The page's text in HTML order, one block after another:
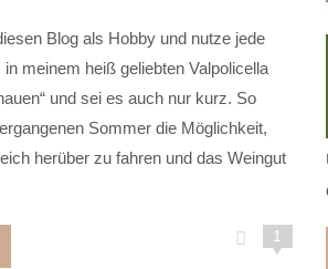
Blog als Hobby und nutze jede
in meinem heiß geliebten Valpolicella
und sei es auch nur kurz. So
Sommer die Möglichkeit,
herüber zu fahren und das Weingut
1